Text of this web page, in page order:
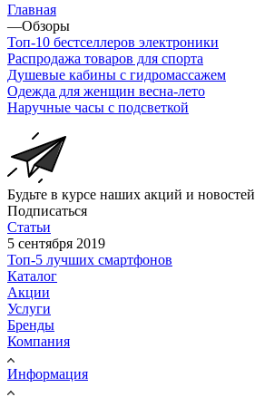
Главная
—Обзоры
Топ-10 бестселлеров электроники
Распродажа товаров для спорта
Душевые кабины с гидромассажем
Одежда для женщин весна-лето
Наручные часы с подсветкой
Будьте в курсе наших акций и новостей
Подписаться
Статьи
5 сентября 2019
Топ-5 лучших смартфонов
Каталог
Акции
Услуги
Бренды
Компания
Информация